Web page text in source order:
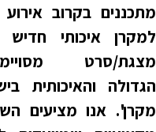
מתכננים בקרוב
למקרן איכותי חדיש
מצגת/סרט
הגדולה והאיכותית
מקרן'. אנו מציעים